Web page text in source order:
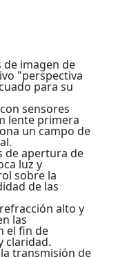
de imagen de
"perspectiva
para su
sensores
lente primera
un campo de
de apertura de
luz y
sobre la
de las
alto y
las
el fin de
claridad.
transmisión de